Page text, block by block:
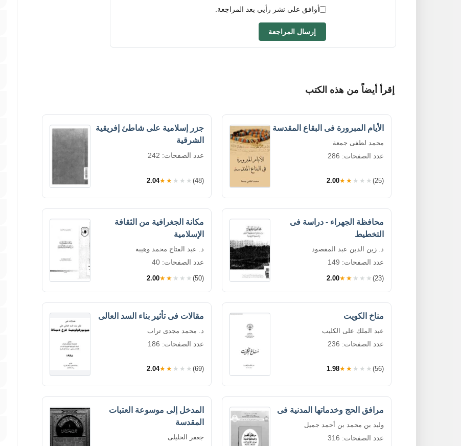
أوافق على نشر رأيي بعد المراجعة.
إرسال المراجعة
إقرأ أيضاً من هذه الكتب
الأيام المبرورة فى البقاع المقدسة
محمد لطفى جمعة
عدد الصفحات: 286
2.00★★★★★ (25)
جزر إسلامية على شاطئ إفريقية
الشرقية
عدد الصفحات: 242
2.04★★★★★ (48)
محافظة الجهراء - دراسة فى
التخطيط
د. زين الدين عبد المقصود
عدد الصفحات: 149
2.00★★★★★ (23)
مكانة الجغرافية من الثقافة
الإسلامية
د. عبد الفتاح محمد وهيبة
عدد الصفحات: 40
2.00★★★★★ (50)
مناخ الكويت
عبد الملك على الكليب
عدد الصفحات: 236
1.98★★★★★ (56)
مقالات فى تأثير بناء السد العالى
د. محمد مجدى تراب
عدد الصفحات: 186
2.04★★★★★ (69)
مرافق الحج وخدماتها المدنية فى
وليد بن محمد بن أحمد جميل
عدد الصفحات: 316
المدخل إلى موسوعة العتبات
المقدسة
جعفر الخليلى